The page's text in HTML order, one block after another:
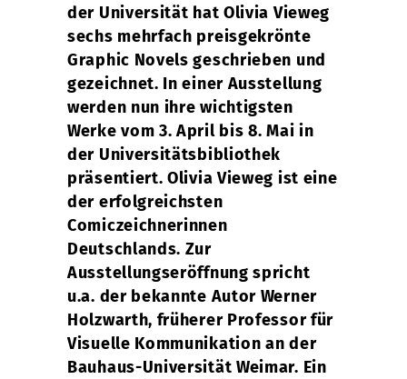
der Universität hat Olivia Vieweg
sechs mehrfach preisgekrönte
Graphic Novels geschrieben und
gezeichnet. In einer Ausstellung
werden nun ihre wichtigsten
Werke vom 3. April bis 8. Mai in
der Universitätsbibliothek
präsentiert. Olivia Vieweg ist eine
der erfolgreichsten
Comiczeichnerinnen
Deutschlands. Zur
Ausstellungseröffnung spricht
u.a. der bekannte Autor Werner
Holzwarth, früherer Professor für
Visuelle Kommunikation an der
Bauhaus-Universität Weimar. Ein